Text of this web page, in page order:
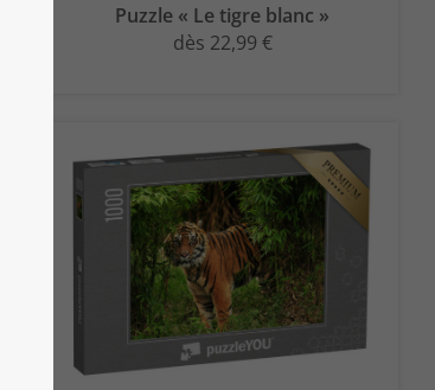
Puzzle « Le tigre blanc »
dès 22,99 €